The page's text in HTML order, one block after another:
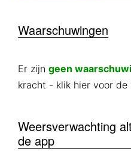
Waarschuwingen
Er zijn geen
kracht - klik hier voor
Weersverwachting
de app